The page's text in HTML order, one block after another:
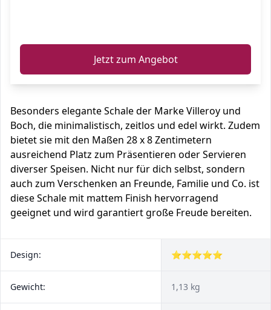
Jetzt zum Angebot
Besonders elegante Schale der Marke Villeroy und
Boch, die minimalistisch, zeitlos und edel wirkt. Zudem
bietet sie mit den Maßen 28 x 8 Zentimetern
ausreichend Platz zum Präsentieren oder Servieren
diverser Speisen. Nicht nur für dich selbst, sondern
auch zum Verschenken an Freunde, Familie und Co. ist
diese Schale mit mattem Finish hervorragend
geeignet und wird garantiert große Freude bereiten.
Design: ⭐⭐⭐⭐⭐
Gewicht: 1,13 kg